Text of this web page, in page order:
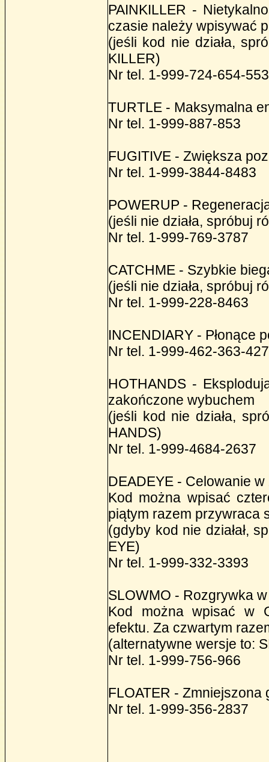
PAINKILLER -
czasie należy wpisywać
(jeśli kod nie działa,
KILLER)
Nr tel. 1-999-724-654-
TURTLE - Maksymalna
Nr tel. 1-999-887-853
FUGITIVE - Zwiększa
Nr tel. 1-999-3844-8483
POWERUP -
(jeśli nie działa, spróbuj
Nr tel. 1-999-769-3787
CATCHME - Szybkie
(jeśli nie działa, spróbuj
Nr tel. 1-999-228-8463
INCENDIARY - Płonące
Nr tel. 1-999-462-363-
HOTHANDS -
zakończone wybuchem
(jeśli kod nie działa,
HANDS)
Nr tel. 1-999-4684-2637
DEADEYE - Celowanie
Kod można wpisać
piątym razem przywraca
(gdyby kod nie działał,
EYE)
Nr tel. 1-999-332-3393
SLOWMO - Rozgrywka
Kod można wpisać w
efektu. Za czwartym
(alternatywne wersje to:
Nr tel. 1-999-756-966
FLOATER - Zmniejszona
Nr tel. 1-999-356-2837